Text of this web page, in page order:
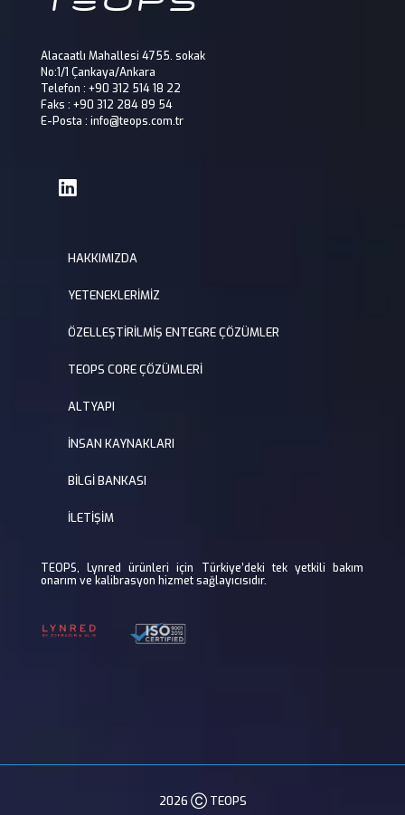
Alacaatlı Mahallesi 4755. sokak
No:1/1 Çankaya/Ankara
Telefon : +90 312 514 18 22
Faks : +90 312 284 89 54
E-Posta : info@teops.com.tr
HAKKIMIZDA
YETENEKLERİMİZ
ÖZELLEŞTİRİLMİŞ ENTEGRE ÇÖZÜMLER
TEOPS CORE ÇÖZÜMLERİ
ALTYAPI
İNSAN KAYNAKLARI
BİLGİ BANKASI
İLETİŞİM
TEOPS, Lynred ürünleri için Türkiye’deki tek yetkili bakım
onarım ve kalibrasyon hizmet sağlayıcısıdır.
2026 Ⓒ TEOPS